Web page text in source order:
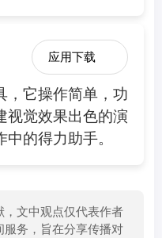
应用下载
，它操作简单，功
视觉效果出色的演
的得力助手。
文中观点仅代表作者
务，旨在分享传播对